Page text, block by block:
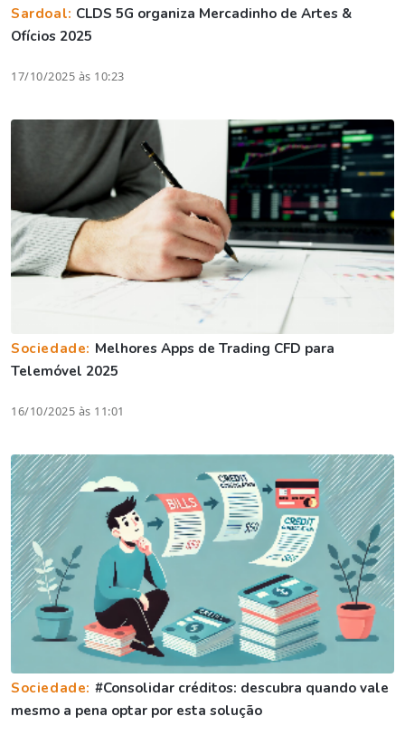
Sardoal: CLDS 5G organiza Mercadinho de Artes &
Ofícios 2025
17/10/2025 às 10:23
Sociedade: Melhores Apps de Trading CFD para
Telemóvel 2025
16/10/2025 às 11:01
Sociedade: #Consolidar créditos: descubra quando vale
mesmo a pena optar por esta solução